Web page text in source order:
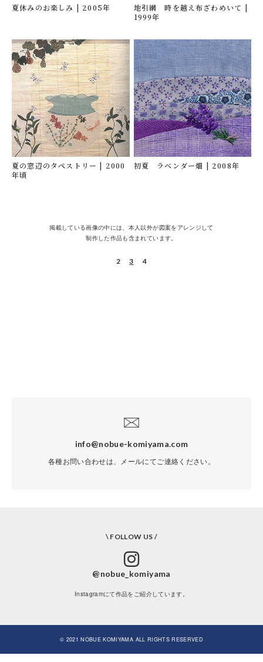
夏休みのお楽しみ | 2005年 地引網 時を越え布ざわめいて |
1999年
夏の窓辺のタペストリー | 2000
年頃
初夏 ラベンダー畑 | 2008年
掲載している画像の中には、本人以外が図案をアレンジして
制作した作品も含まれています。
2 3 4
info@nobue-komiyama.com
各種お問い合わせは、メールにてご連絡ください。
\ FOLLOW US /
@nobue_komiyama
Instagramにて作品をご紹介しています。
© 2021 NOBUE KOMIYAMA ALL RIGHTS RESERVED